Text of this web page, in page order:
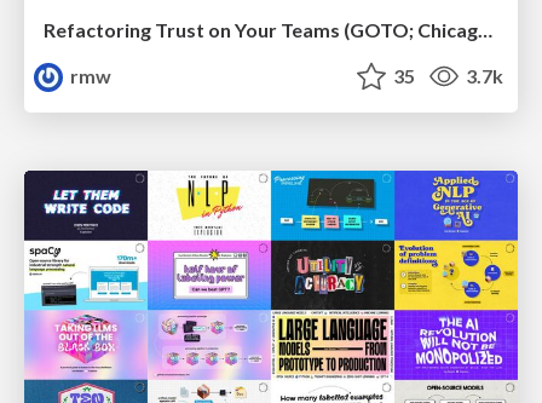
Refactoring Trust on Your Teams (GOTO; Chicago 2020)
rmw
35 3.7k